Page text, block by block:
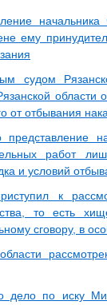
ему
судом
области
от отбывания
работ
и условий
к
то есть
сговору, в
дело по иску